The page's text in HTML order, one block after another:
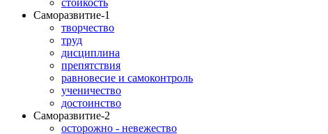
Саморазвитие-1
творчество
труд
дисциплина
препятствия
равновесие и самоконтроль
ученичество
достоинство
Саморазвитие-2
осторожно - невежество